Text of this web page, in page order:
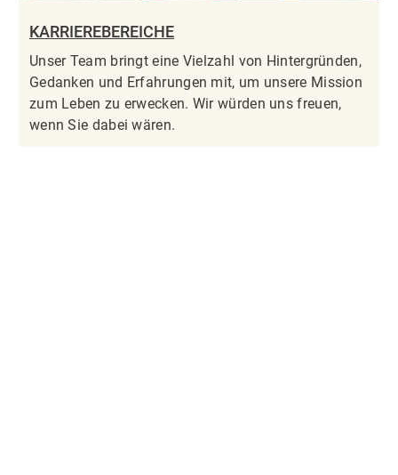
KARRIEREBEREICHE
Unser Team bringt eine Vielzahl von Hintergründen,
Gedanken und Erfahrungen mit, um unsere Mission
zum Leben zu erwecken. Wir würden uns freuen,
wenn Sie dabei wären.